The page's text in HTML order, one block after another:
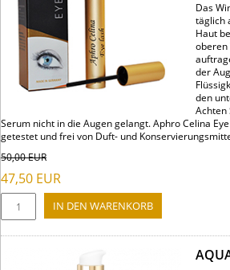
Das
täglich
Haut
oberen
der
den
Achten
Serum nicht in die Augen gelangt. Aphro Celina
getestet und frei von Duft- und
50,00EUR
47,50 EUR